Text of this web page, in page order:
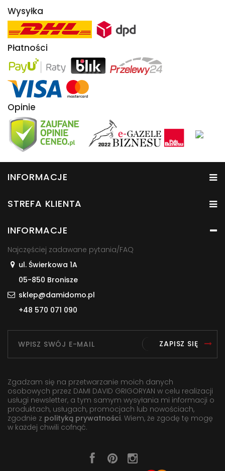
Wysyłka
Płatności
Opinie
INFORMACJE
STREFA KLIENTA
INFORMACJE
Najczęściej zadawane pytania/FAQ
ul. Świerkowa 1A
05-850 Bronisze
sklep@damidomo.pl
+48 570 071 090
ZAPISZ SIĘ
Zgadzam się na przetwarzanie moich danych
osobowych przez DAMI DAVID GRIGORYAN w celu realizacji
usługi newsletter, a tym samym wysyłania mi informacji o
produktach, usługach, promocjach lub nowościach,
zgodnie z polityką prywatności. Wiem, że zgodę tę mogę
w każdej chwili cofnąć.